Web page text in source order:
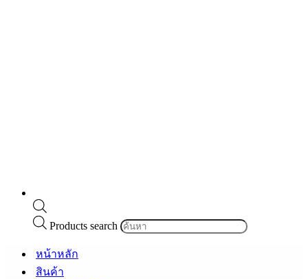
Products search
หน้าหลัก
สินค้า